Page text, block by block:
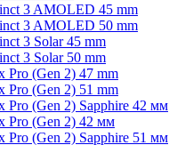
3 AMOLED 45 mm
3 AMOLED 50 mm
3 Solar 45 mm
3 Solar 50 mm
Pro (Gen 2) 47 mm
Pro (Gen 2) 51 mm
Pro (Gen 2) Sapphire 42 мм
Pro (Gen 2) 42 мм
Pro (Gen 2) Sapphire 51 мм